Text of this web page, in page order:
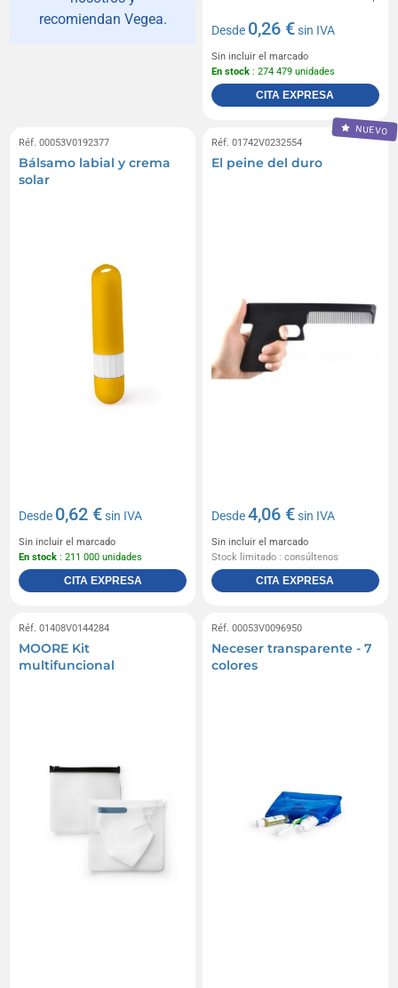
recomiendan Vegea.
Desde 0,26 €sin IVA
Sin incluir el marcado
En stock : 274 479 unidades
CITA EXPRESA
Réf. 00053V0192377
Bálsamo labial y crema
solar
Desde 0,62 €sin IVA
Sin incluir el marcado
En stock : 211 000 unidades
CITA EXPRESA
NUEVO
Réf. 01742V0232554
El peine del duro
Desde4,06 €sin IVA
Sin incluir el marcado
Stock limitado : consúltenos
CITA EXPRESA
Réf. 01408V0144284
MOORE Kit
multifuncional
Réf. 00053V0096950
Neceser transparente - 7
colores